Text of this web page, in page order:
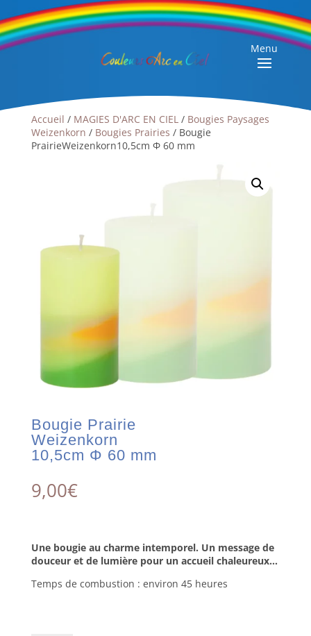
Menu
Accueil / MAGIES D'ARC EN CIEL / Bougies Paysages
Weizenkorn / Bougies Prairies / Bougie
PrairieWeizenkorn10,5cm Φ 60 mm
Bougie Prairie
Weizenkorn
10,5cm Φ 60 mm
9,00€
Une bougie au charme intemporel. Un message de
douceur et de lumière pour un accueil chaleureux…
Temps de combustion : environ 45 heures